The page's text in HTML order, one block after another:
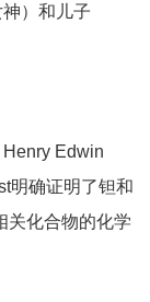
）和儿子
Edwin
明确证明了钽和
关化合物的化学